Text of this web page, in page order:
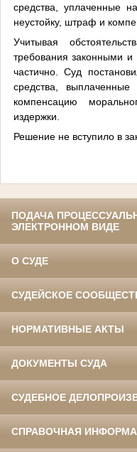
средства, уплаченные
неустойку, штраф и
Учитывая
требования законными
частично. Суд
средства, выплаченные
компенсацию
издержки.
Решение не вступило в
ПОДАЧА
ЭЛЕКТРОННОМ ВИДЕ
О СУДЕ
СУДЕЙСКОЕ
НОРМАТИВНЫЕ АКТЫ
ДОКУМЕНТЫ СУДА
СУДЕБНОЕ
СПРАВОЧНАЯ